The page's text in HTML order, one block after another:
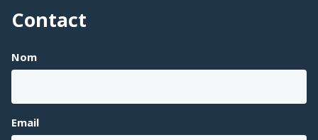
Contact
Nom
Email